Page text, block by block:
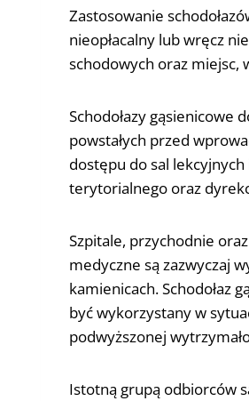
Zastosowanie
nieopłacalny lub wręcz
schodowych oraz miejsc,
Schodołazy gąsienicowe
powstałych przed
dostępu do sal
terytorialnego oraz
Szpitale, przychodnie
medyczne są zazwyczaj
kamienicach. Schodołaz
być wykorzystany w
podwyższonej
Istotną grupą odbiorców